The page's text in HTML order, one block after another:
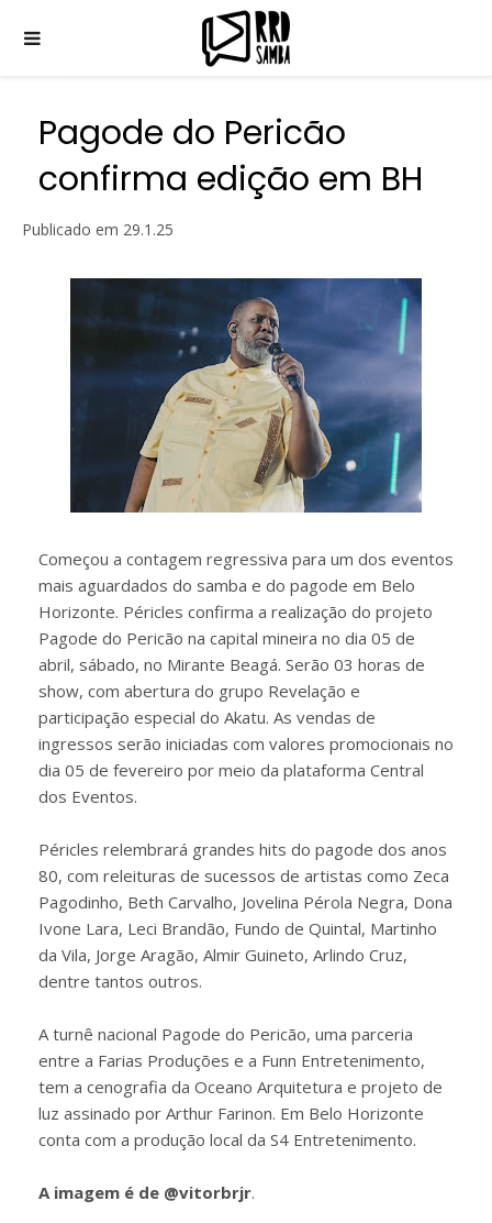
Pagode do Pericão
confirma edição em BH
Publicado em 29.1.25
Começou a contagem regressiva para um dos eventos
mais aguardados do samba e do pagode em Belo
Horizonte. Péricles confirma a realização do projeto
Pagode do Pericão na capital mineira no dia 05 de
abril, sábado, no Mirante Beagá. Serão 03 horas de
show, com abertura do grupo Revelação e
participação especial do Akatu. As vendas de
ingressos serão iniciadas com valores promocionais no
dia 05 de fevereiro por meio da plataforma Central
dos Eventos.
Péricles relembrará grandes hits do pagode dos anos
80, com releituras de sucessos de artistas como Zeca
Pagodinho, Beth Carvalho, Jovelina Pérola Negra, Dona
Ivone Lara, Leci Brandão, Fundo de Quintal, Martinho
da Vila, Jorge Aragão, Almir Guineto, Arlindo Cruz,
dentre tantos outros.
A turnê nacional Pagode do Pericão, uma parceria
entre a Farias Produções e a Funn Entretenimento,
tem a cenografia da Oceano Arquitetura e projeto de
luz assinado por Arthur Farinon. Em Belo Horizonte
conta com a produção local da S4 Entretenimento.
A imagem é de @vitorbrjr.